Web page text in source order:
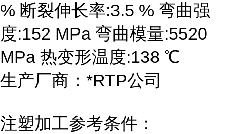
% 断裂伸长率:3.5 % 弯曲强
度:152 MPa 弯曲模量:5520
MPa 热变形温度:138 ℃
生产厂商：*RTP公司
注塑加工参考条件：